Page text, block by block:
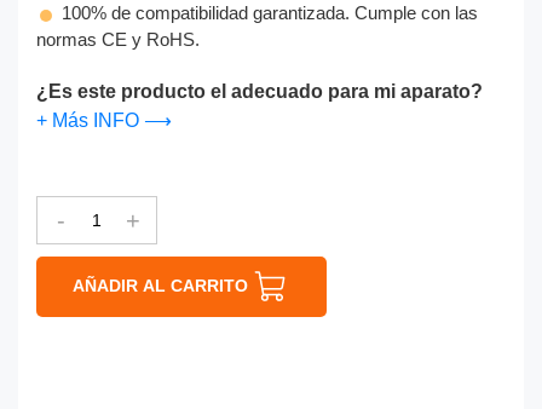
100% de compatibilidad garantizada. Cumple con las
normas CE y RoHS.
¿Es este producto el adecuado para mi aparato?
+ Más INFO ⟶
- +
AÑADIR AL CARRITO